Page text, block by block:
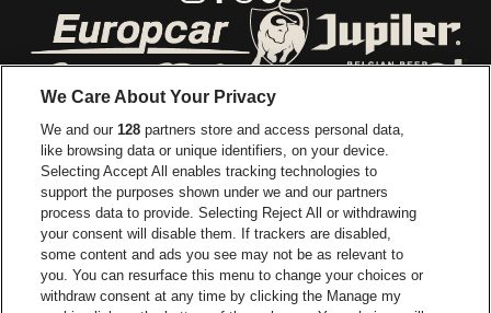
Ga naar de website van Europcar
Ga naar de website van Coca-Cola
Ga naar de website van
Ga naar de
Ga naar de website van Champagne
Ga naar de website
Ga naar de website van Het
Ga naar de
Ga naar de website van Gazet
We Care About Your Privacy
We and our128 partners store and access personal data,
like browsing data or unique identifiers, on your device.
Selecting Accept All enables tracking technologies to
support the purposes shown under we and our partners
process data to provide. Selecting Reject All or withdrawing
your consent will disable them. If trackers are disabled,
some content and ads you see may not be as relevant to
you. You can resurface this menu to change your choices or
withdraw consent at any time by clicking the Manage my